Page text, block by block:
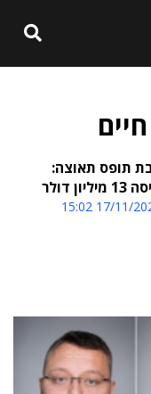
תופס תאוצה:
דולר
17/11/2021